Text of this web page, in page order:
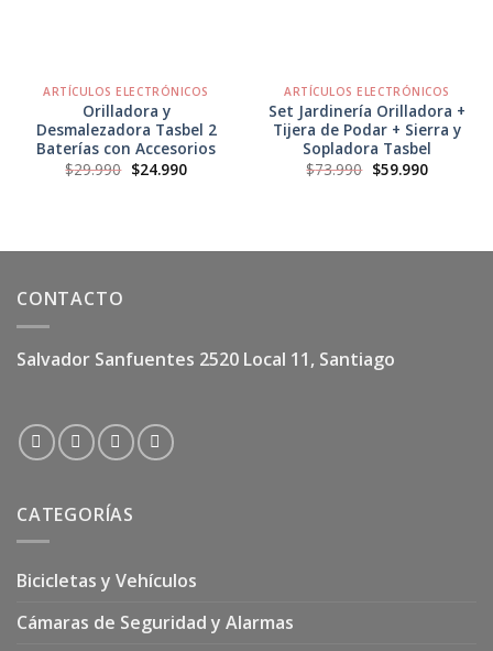
ARTÍCULOS ELECTRÓNICOS
Orilladora y
Desmalezadora Tasbel 2
Baterías con Accesorios
$29.990 El
precio
$24.990El
precio
ARTÍCULOS ELECTRÓNICOS
Set Jardinería Orilladora +
Tijera de Podar + Sierra y
Sopladora Tasbel
$73.990 El
precio
$59.990El
precio
CONTACTO
Salvador Sanfuentes 2520 Local 11, Santiago
CATEGORÍAS
Bicicletas y Vehículos
Cámaras de Seguridad y Alarmas